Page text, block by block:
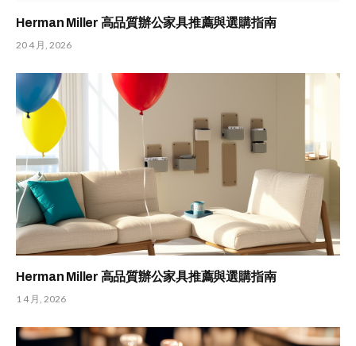
Herman Miller 高品質辦公家具推薦與選購指南
20 4 月, 2026
Herman Miller 高品質辦公家具推薦與選購指南
1 4 月, 2026